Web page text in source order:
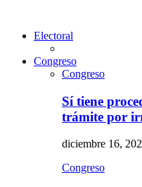
Electoral
Congreso
Congreso
Sí tiene
trámite por
diciembre 16,
Congreso